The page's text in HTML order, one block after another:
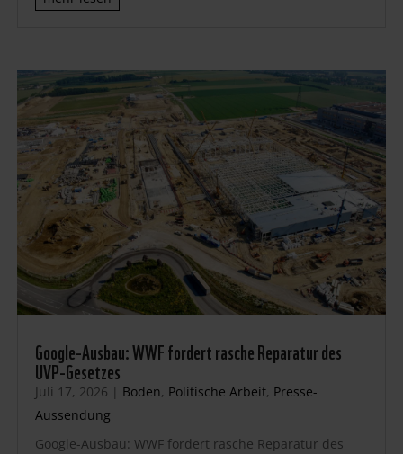
Google-Ausbau: WWF fordert rasche Reparatur des
UVP-Gesetzes
Juli 17, 2026 | Boden, Politische Arbeit, Presse-
Aussendung
Google-Ausbau: WWF fordert rasche Reparatur des